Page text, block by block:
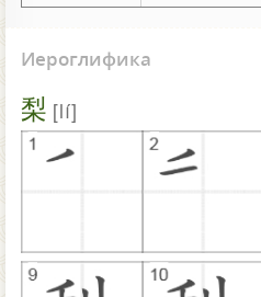
Иероглифика
梨 lí